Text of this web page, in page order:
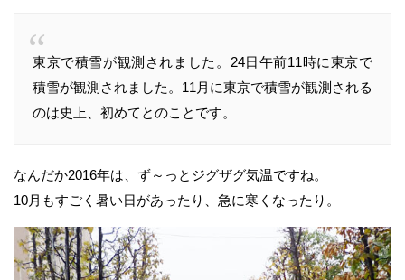
東京で積雪が観測されました。24日午前11時に東京で
積雪が観測されました。11月に東京で積雪が観測される
のは史上、初めてとのことです。
なんだか2016年は、ず～っとジグザグ気温ですね。
10月もすごく暑い日があったり、急に寒くなったり。